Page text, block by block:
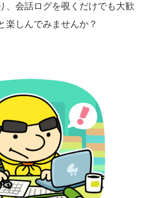
、会話ログを覗くだけでも大歓
楽しんでみませんか？